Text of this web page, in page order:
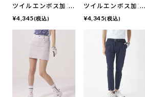
ツイルエンボス加工
9分丈テーパードパ
ンツ | 吸汗速乾・撥
水加工・ ストレッ
¥4,345(税込)
ツイルエンボス加工
9分丈テーパードパ
ンツ | 吸汗速乾・撥
水加工・ ストレッ
¥4,345(税込)